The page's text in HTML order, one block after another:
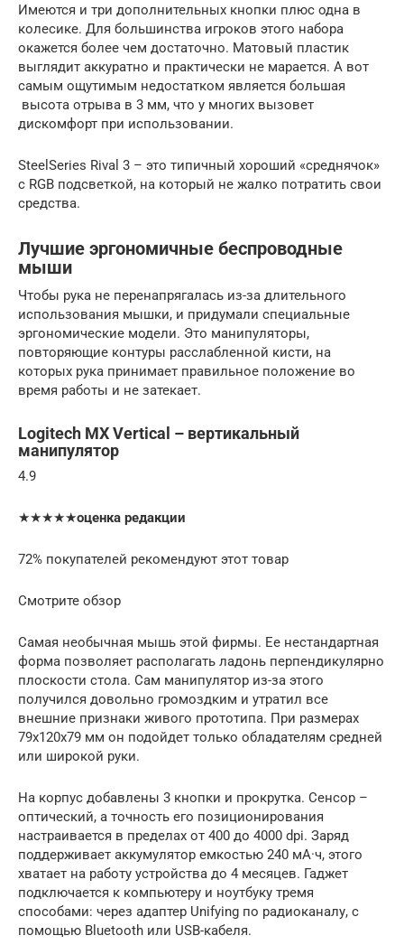
Имеются и три дополнительных кнопки плюс одна в
колесике. Для большинства игроков этого набора
окажется более чем достаточно. Матовый пластик
выглядит аккуратно и практически не марается. А вот
самым ощутимым недостатком является большая
высота отрыва в 3 мм, что у многих вызовет
дискомфорт при использовании.
SteelSeries Rival 3 – это типичный хороший «среднячок»
с RGB подсветкой, на который не жалко потратить свои
средства.
Лучшие эргономичные беспроводные
мыши
Чтобы рука не перенапрягалась из-за длительного
использования мышки, и придумали специальные
эргономические модели. Это манипуляторы,
повторяющие контуры расслабленной кисти, на
которых рука принимает правильное положение во
время работы и не затекает.
Logitech MX Vertical – вертикальный
манипулятор
4.9
★★★★★оценка редакции
72% покупателей рекомендуют этот товар
Смотрите обзор
Самая необычная мышь этой фирмы. Ее нестандартная
форма позволяет располагать ладонь перпендикулярно
плоскости стола. Сам манипулятор из-за этого
получился довольно громоздким и утратил все
внешние признаки живого прототипа. При размерах
79x120x79 мм он подойдет только обладателям средней
или широкой руки.
На корпус добавлены 3 кнопки и прокрутка. Сенсор –
оптический, а точность его позиционирования
настраивается в пределах от 400 до 4000 dpi. Заряд
поддерживает аккумулятор емкостью 240 мА·ч, этого
хватает на работу устройства до 4 месяцев. Гаджет
подключается к компьютеру и ноутбуку тремя
способами: через адаптер Unifying по радиоканалу, с
помощью Bluetooth или USB-кабеля.